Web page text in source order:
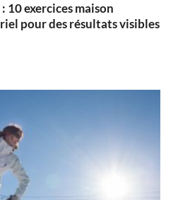
10 exercices maison
pour des résultats visibles